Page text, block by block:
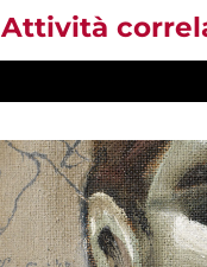
Attività